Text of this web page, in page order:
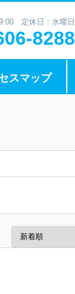
定休日：水曜日
8288
スマップ